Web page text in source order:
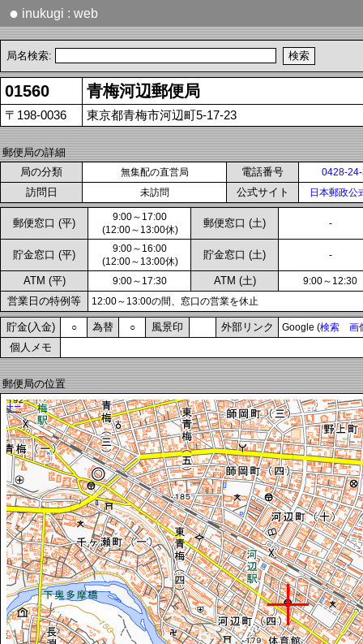
● inukugi : web
局名検索:
01560 青梅河辺郵便局
〒198-0036 東京都青梅市河辺町5-17-23
郵便局の詳細
局の分類
無集配の直営局 電話番号 0428-
訪問日 未訪問 公式サイト 日本郵政公
郵便窓口 (平)
9:00～17:00
(12:00～13:00休)
郵便窓口 (土) -
貯金窓口 (平)
9:00～16:00
(12:00～13:00休)
貯金窓口 (土) -
ATM (平) 9:00～17:30 ATM (土) 9:00～12:30
営業日の特例等 12:00～13:00の間、窓口の営業を休止
貯金(入金) ○ 為替 ○ 風景印 外部リンク Google (検索 画
個人メモ
郵便局の位置